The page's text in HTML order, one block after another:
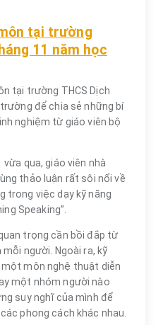
tại trường
11 năm học
tại trường THCS Dịch
để chia sẻ những bí
nghiệm từ giáo viên bộ
qua, giáo viên nhà
thảo luận rất sôi nổi về
trong việc dạy kỹ năng
Speaking”.
trọng cần bồi đắp từ
người. Ngoài ra, kỹ
môn nghệ thuật diễn
một nhóm người nào
suy nghĩ của mình để
phong cách khác nhau.